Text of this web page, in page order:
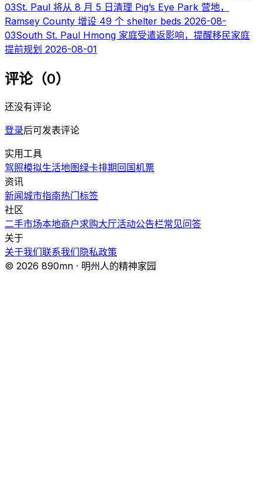
03St. Paul 将从 8 月 5 日清理 Pig’s Eye Park 营地，
Ramsey County 增设 49 个 shelter beds 2026-08-
03South St. Paul Hmong 家庭受遣返影响，提醒移民家庭
提前规划 2026-08-01
评论（0）
还没有评论
登录后可发表评论
实用工具
驾照模拟生活地图绿卡排期 回国机票
资讯
新闻城市指南热门标签
社区
二手市场本地商户求购大厅活动公告栏常见问答
关于
关于我们联系我们 隐私政策
© 2026 890mn · 明州人的精神家园